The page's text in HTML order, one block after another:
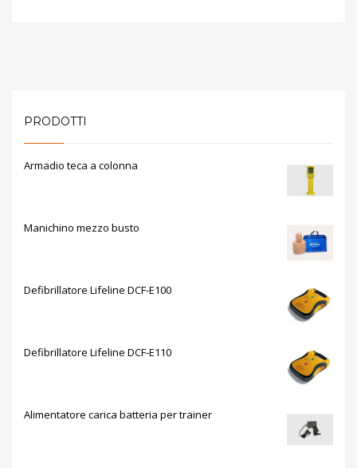
PRODOTTI
Armadio teca a colonna
Manichino mezzo busto
Defibrillatore Lifeline DCF-E100
Defibrillatore Lifeline DCF-E110
Alimentatore carica batteria per trainer